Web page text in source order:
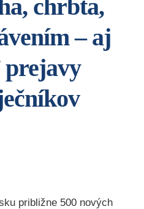
chrbta,
– aj
približne 500 nových